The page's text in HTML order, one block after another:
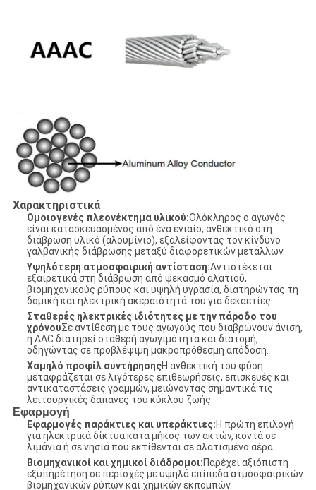
Χαρακτηριστικά
Ομοιογενές πλεονέκτημα υλικού:Ολόκληρος ο αγωγός
είναι κατασκευασμένος από ένα ενιαίο, ανθεκτικό στη
διάβρωση υλικό (αλουμίνιο), εξαλείφοντας τον κίνδυνο
γαλβανικής διάβρωσης μεταξύ διαφορετικών μετάλλων.
Υψηλότερη ατμοσφαιρική αντίσταση:Αντιστέκεται
εξαιρετικά στη διάβρωση από ψεκασμό αλατιού,
βιομηχανικούς ρύπους και υψηλή υγρασία, διατηρώντας τη
δομική και ηλεκτρική ακεραιότητά του για δεκαετίες.
Σταθερές ηλεκτρικές ιδιότητες με την πάροδο του
χρόνουΣε αντίθεση με τους αγωγούς που διαβρώνουν άνιση,
η AAC διατηρεί σταθερή αγωγιμότητα και διατομή,
οδηγώντας σε προβλέψιμη μακροπρόθεσμη απόδοση.
Χαμηλό προφίλ συντήρησηςΗ ανθεκτική του φύση
μεταφράζεται σε λιγότερες επιθεωρήσεις, επισκευές και
αντικαταστάσεις γραμμών, μειώνοντας σημαντικά τις
λειτουργικές δαπάνες του κύκλου ζωής.
Εφαρμογή
Εφαρμογές παράκτιες και υπεράκτιες:Η πρώτη επιλογή
για ηλεκτρικά δίκτυα κατά μήκος των ακτών, κοντά σε
λιμάνια ή σε νησιά που εκτίθενται σε αλατισμένο αέρα.
Βιομηχανικοί και χημικοί διάδρομοι:Παρέχει αξιόπιστη
εξυπηρέτηση σε περιοχές με υψηλά επίπεδα ατμοσφαιρικών
βιομηχανικών ρύπων και χημικών εκπομπών.